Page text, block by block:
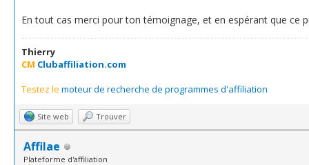
En tout cas merci pour ton témoignage, et en espérant que ce
Thierry
CM Clubaffiliation.com
Testez le moteur de recherche de programmes d'affiliation
Site web Trouver
Affilae
Plateforme d'affiliation